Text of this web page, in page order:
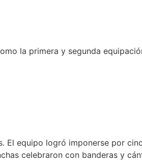
la primera y segunda
El equipo logró imponerse por
celebraron con banderas y